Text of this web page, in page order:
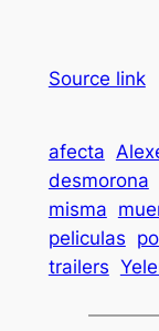
Source link
afecta
desmorona
misma
peliculas
trailers